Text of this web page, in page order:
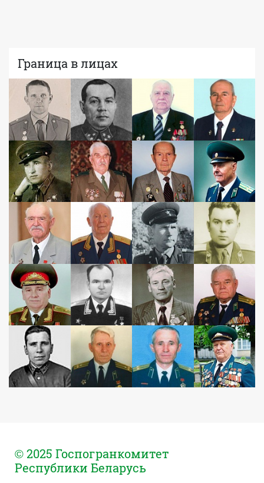
Граница в лицах
© 2025 Госпогранкомитет
Республики Беларусь